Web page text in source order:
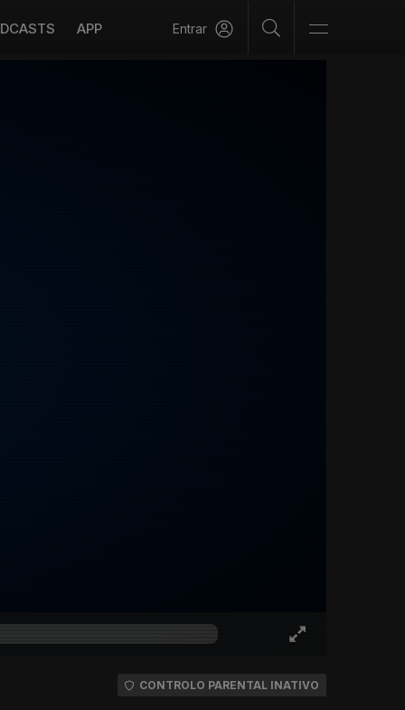
APP Entrar
CONTROLO PARENTAL INATIVO